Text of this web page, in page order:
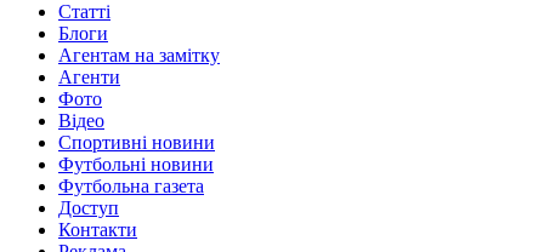
Статті
Блоги
Агентам на замітку
Агенти
Фото
Відео
Спортивні новини
Футбольні новини
Футбольна газета
Доступ
Контакти